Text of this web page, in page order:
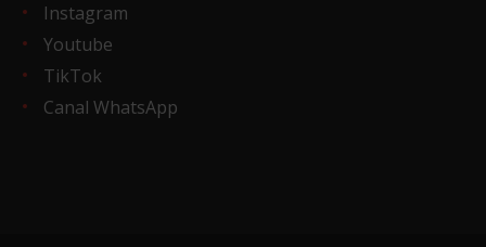
Instagram
Youtube
TikTok
Canal WhatsApp